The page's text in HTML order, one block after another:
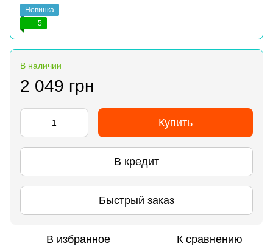
Новинка
5
В наличии
2 049 грн
Купить
В кредит
Быстрый заказ
В избранное К сравнению